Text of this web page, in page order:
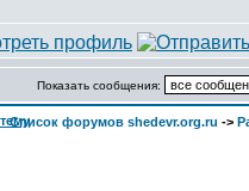
Показать сообщения:
Список форумов shedevr.org.ru ->